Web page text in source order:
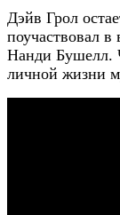
Дэйв Грол
поучаствовал
Нанди Бушелл.
личной жизни